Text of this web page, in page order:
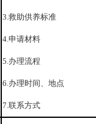
3.救助供养标准
4.申请材料
5.办理流程
6.办理时间、地点
7.联系方式